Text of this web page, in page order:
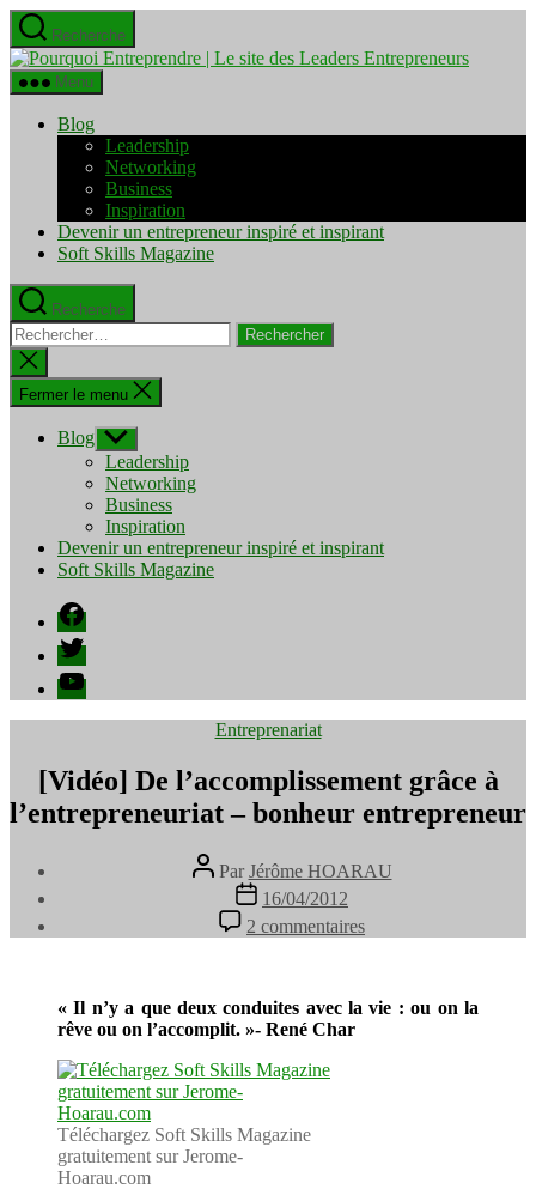
Aller
au
contenu
Recherche
Pourquoi
Menu
Blog
Leadership
Networking
Business
Inspiration
Devenir un entrepreneur inspiré et inspirant
Soft Skills Magazine
Recherche
Rechercher :
Fermer
la
recherche
Fermer le menu
Blog Afficher
le
sous-
menu
Leadership
Networking
Business
Inspiration
Devenir un entrepreneur inspiré et inspirant
Soft Skills Magazine
Facebook
Twitter
YouTube
Catégories
Entreprenariat
[Vidéo] De l’accomplissement grâce à
l’entrepreneuriat – bonheur entrepreneur
Auteur
de
l’article
Par Jérôme HOARAU
Date
de
l’article
16/04/2012
2 commentaires
[Vidéo]
grâce
« Il n’y a que deux conduites avec la vie : ou on la
rêve ou on l’accomplit. »- René Char
Téléchargez Soft Skills Magazine
gratuitement sur Jerome-
Hoarau.com